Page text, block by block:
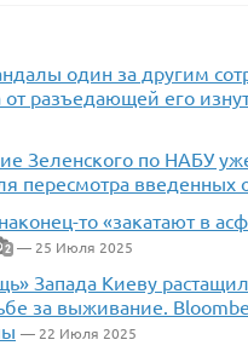
один за другим
от разъедающей его
Зеленского по НАБУ
пересмотра введенных
то «закатают в
2 — 25 Июля 2025
Запада Киеву
за выживание.
— 22 Июля 2025